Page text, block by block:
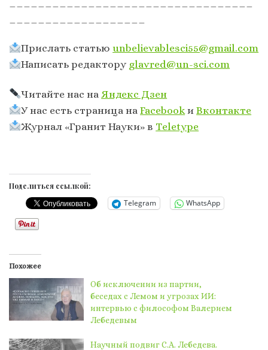
Прислать статьюunbelievablesci55@gmail.com
Написать редактору glavred@un-sci.com
Читайте нас наЯндекс Дзен
У нас есть страница наFacebook иВконтакте
Журнал «Гранит Науки» в Тeletype
Поделиться ссылкой:
Telegram WhatsApp
Похожее
Об исключении из партии,
беседах с Лемом и угрозах ИИ:
интервью с философом Валерием
Лебедевым
Научный подвиг С.А. Лебедева.